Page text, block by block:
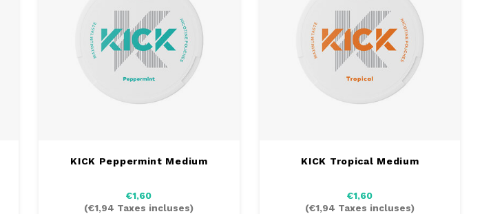
KICK Peppermint Medium
€1,60
(€1,94 Taxes incluses)
KICK Tropical Medium
€1,60
(€1,94 Taxes incluses)